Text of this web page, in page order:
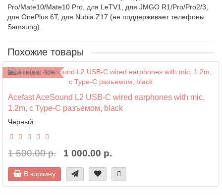
Pro/Mate10/Mate10 Pro, для LeTV1, для JMGO R1/Pro/Pro2/3,
для OnePlus 6T, для Nubia Z17 (не поддерживает телефоны
Samsung).
Похожие товары
Ваша скидка: -33%
Acefast AceSound L2 USB-C wired earphones with mic,
1.2m, с Type-C разъемом, black
Черный
1 500.00 р. 1 000.00 р.
В корзину